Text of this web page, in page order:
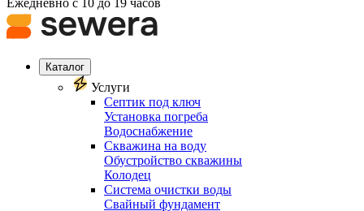
Ежедневно с 10 до 19 часов
Каталог
Услуги
Септик под ключ
Установка погреба
Водоснабжение
Скважина на воду
Обустройство скважины
Колодец
Система очистки воды
Свайный фундамент